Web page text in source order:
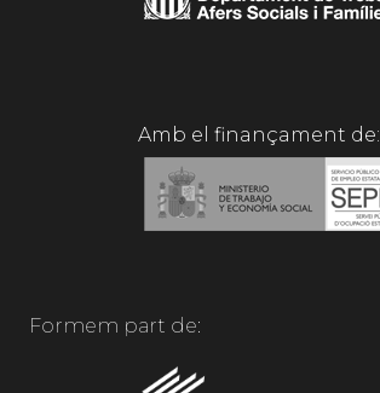
Amb el finançament de:
Formem part de: